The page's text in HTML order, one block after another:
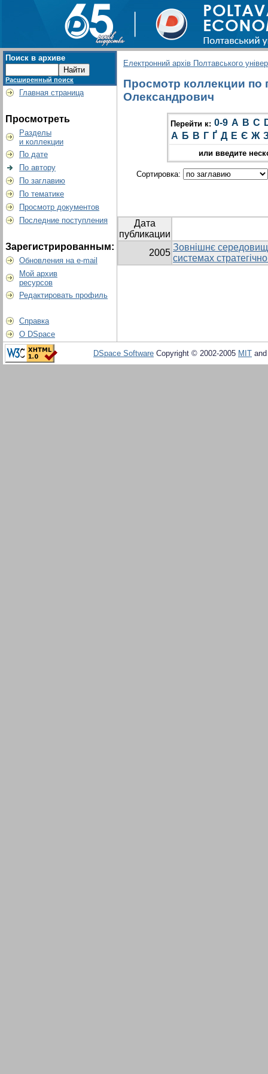
Поиск в архиве
Расширенный поиск
Главная страница
Просмотреть
Разделы
и коллекции
По дате
По автору
По заглавию
По тематике
Просмотр документов
Последние поступления
Зарегистрированным:
Обновления на e-mail
Мой архив
ресурсов
Редактировать профиль
Справка
О DSpace
Електронний архів Полтавського
Просмотр коллекции по
Олександрович
Перейти к: 0-9 A B C
А Б В Г Ґ Д Е Є Ж
или введите
Сортировка:
Дата
публикации
2005
Зовнішнє
системах
DSpace Software Copyright © 2002-2005 MIT